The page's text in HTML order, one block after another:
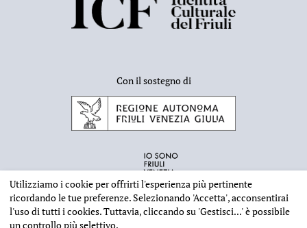
Con il sostegno di
Utilizziamo i cookie per offrirti l'esperienza più pertinente
ricordando le tue preferenze. Selezionando 'Accetta', acconsentirai
l'uso di tutti i cookies. Tuttavia, cliccando su 'Gestisci...'è possibile
un controllo più selettivo.